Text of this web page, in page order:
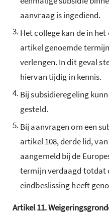
aanvraag is ingediend.
3. Het college kan de in
artikel genoemde
verlengen. In dit geval
hiervan tijdig in kennis.
4. Bij subsidieregeling
gesteld.
5. Bij aanvragen om een
artikel 108, derde lid,
aangemeld bij de
termijn verdaagd totdat
eindbeslissing heeft
Artikel11.